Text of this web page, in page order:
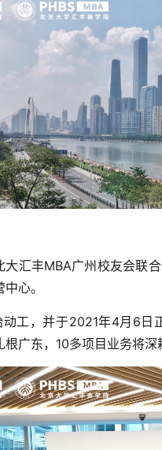
汇丰MBA广州校友会联
心。
工，并于2021年4月6
广东，10多项目业务将深